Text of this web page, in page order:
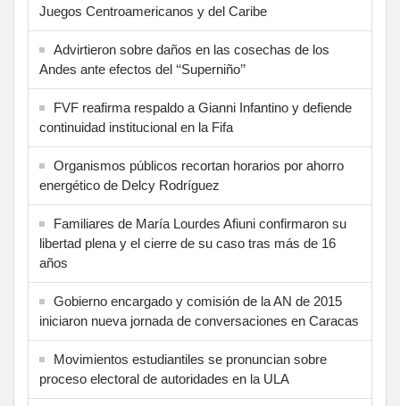
Juegos Centroamericanos y del Caribe
Advirtieron sobre daños en las cosechas de los
Andes ante efectos del ‘‘Superniño’’
FVF reafirma respaldo a Gianni Infantino y defiende
continuidad institucional en la Fifa
Organismos públicos recortan horarios por ahorro
energético de Delcy Rodríguez
Familiares de María Lourdes Afiuni confirmaron su
libertad plena y el cierre de su caso tras más de 16
años
Gobierno encargado y comisión de la AN de 2015
iniciaron nueva jornada de conversaciones en Caracas
Movimientos estudiantiles se pronuncian sobre
proceso electoral de autoridades en la ULA